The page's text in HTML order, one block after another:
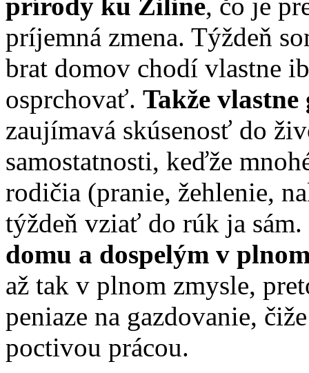
príjemná zmena. Týždeň
brat domov chodí vlastne
osprchovať. Takže vlastne
zaujímavá skúsenosť do
samostatnosti, keďže
rodičia (pranie, žehlenie,
týždeň vziať do rúk ja sám.
domu a dospelým v
až tak v plnom zmysle,
peniaze na gazdovanie,
poctivou prácou.